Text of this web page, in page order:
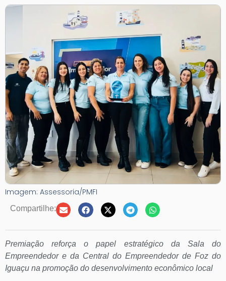
Imagem: Assessoria/PMFI
Compartilhe:
Premiação reforça o papel estratégico da Sala do
Empreendedor e da Central do Empreendedor de Foz do
Iguaçu na promoção do desenvolvimento econômico local